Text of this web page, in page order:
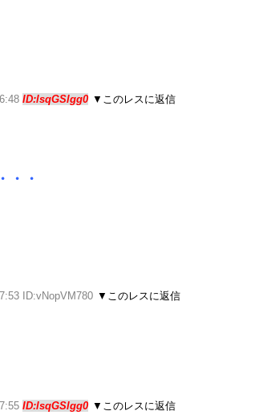
ID:lsqGSlgg0 ▼このレスに返信
・・
ID:vNopVM780 ▼このレスに返信
ID:lsqGSlgg0 ▼このレスに返信